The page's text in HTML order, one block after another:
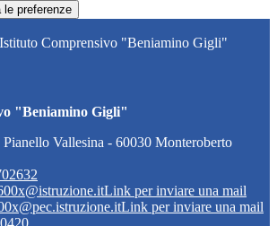
le preferenze
Istituto Comprensivo "Beniamino Gigli"
"Beniamino Gigli"
Vallesina - 60030 Monteroberto
Link per inviare una mail
Link per inviare una mail